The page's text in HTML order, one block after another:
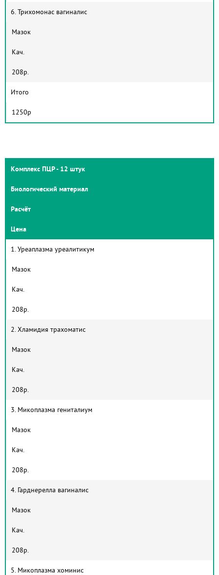
6. Трихомонас вагиналис
Мазок
Кач.
208р.
Итого
1250р
Комплекс ПЦР - 12 штук
Биологический материал
Расчёт
Цена
1. Уреаплазма уреалитикум
Мазок
Кач.
208р.
2. Хламидия трахоматис
Мазок
Кач.
208р.
3. Микоплазма гениталиум
Мазок
Кач.
208р.
4. Гарднерелла вагиналис
Мазок
Кач.
208р.
5. Микоплазма хоминис